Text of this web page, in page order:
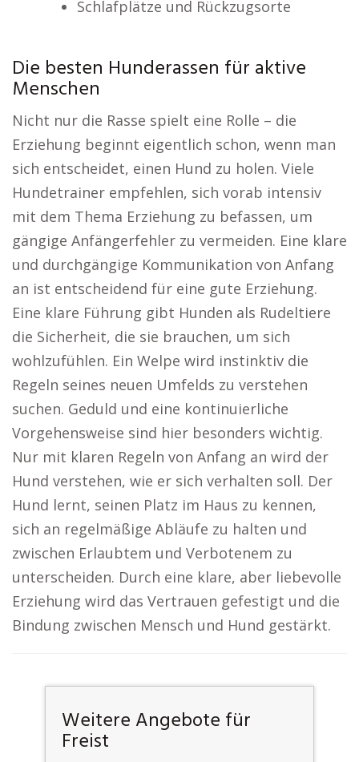
Schlafplätze und Rückzugsorte
Die besten Hunderassen für aktive
Menschen
Nicht nur die Rasse spielt eine Rolle – die
Erziehung beginnt eigentlich schon, wenn man
sich entscheidet, einen Hund zu holen. Viele
Hundetrainer empfehlen, sich vorab intensiv
mit dem Thema Erziehung zu befassen, um
gängige Anfängerfehler zu vermeiden. Eine klare
und durchgängige Kommunikation von Anfang
an ist entscheidend für eine gute Erziehung.
Eine klare Führung gibt Hunden als Rudeltiere
die Sicherheit, die sie brauchen, um sich
wohlzufühlen. Ein Welpe wird instinktiv die
Regeln seines neuen Umfelds zu verstehen
suchen. Geduld und eine kontinuierliche
Vorgehensweise sind hier besonders wichtig.
Nur mit klaren Regeln von Anfang an wird der
Hund verstehen, wie er sich verhalten soll. Der
Hund lernt, seinen Platz im Haus zu kennen,
sich an regelmäßige Abläufe zu halten und
zwischen Erlaubtem und Verbotenem zu
unterscheiden. Durch eine klare, aber liebevolle
Erziehung wird das Vertrauen gefestigt und die
Bindung zwischen Mensch und Hund gestärkt.
Weitere Angebote für
Freist